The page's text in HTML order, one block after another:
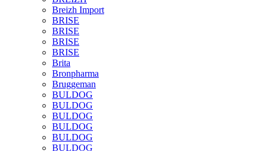
Breizh Import
BRISE
BRISE
BRISE
BRISE
Brita
Bronpharma
Bruggeman
BULDOG
BULDOG
BULDOG
BULDOG
BULDOG
BULDOG